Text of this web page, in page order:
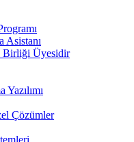
Asistanı
Birliği Üyesidir
Çözümler